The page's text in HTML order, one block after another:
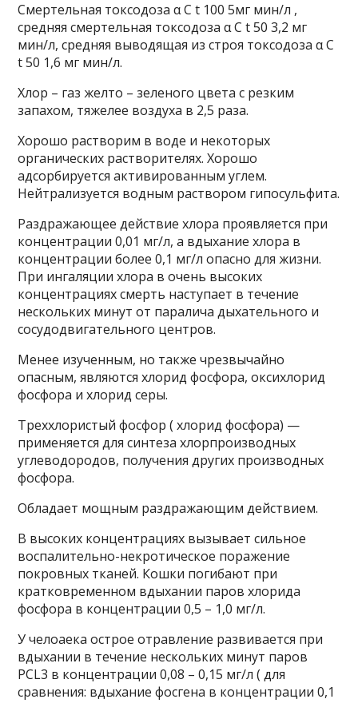
Смертельная токсодоза α С t 100 5мг мин/л ,
средняя смертельная токсодоза α С t 50 3,2 мг
мин/л, средняя выводящая из строя токсодоза α С
t 50 1,6 мг мин/л.
Хлор – газ желто – зеленого цвета с резким
запахом, тяжелее воздуха в 2,5 раза.
Хорошо растворим в воде и некоторых
органических растворителях. Хорошо
адсорбируется активированным углем.
Нейтрализуется водным раствором гипосульфита.
Раздражающее действие хлора проявляется при
концентрации 0,01 мг/л, а вдыхание хлора в
концентрации более 0,1 мг/л опасно для жизни.
При ингаляции хлора в очень высоких
концентрациях смерть наступает в течение
нескольких минут от паралича дыхательного и
сосудодвигательного центров.
Менее изученным, но также чрезвычайно
опасным, являются хлорид фосфора, оксихлорид
фосфора и хлорид серы.
Треххлористый фосфор ( хлорид фосфора) —
применяется для синтеза хлорпроизводных
углеводородов, получения других производных
фосфора.
Обладает мощным раздражающим действием.
В высоких концентрациях вызывает сильное
воспалительно-некротическое поражение
покровных тканей. Кошки погибают при
кратковременном вдыхании паров хлорида
фосфора в концентрации 0,5 – 1,0 мг/л.
У челоаека острое отравление развивается при
вдыхании в течение нескольких минут паров
PCL3 в концентрации 0,08 – 0,15 мг/л ( для
сравнения: вдыхание фосгена в концентрации 0,1